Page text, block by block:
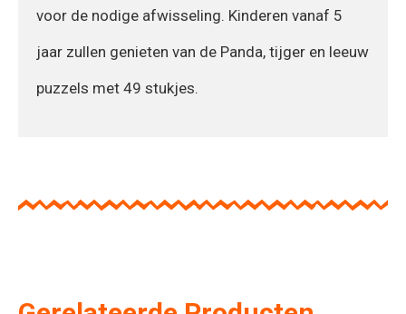
voor de nodige afwisseling. Kinderen vanaf 5
jaar zullen genieten van de Panda, tijger en leeuw
puzzels met 49 stukjes.